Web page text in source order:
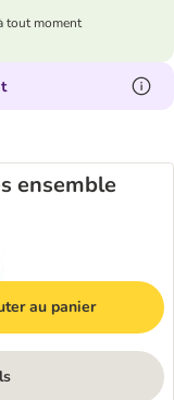
tout moment
ensemble
au panier